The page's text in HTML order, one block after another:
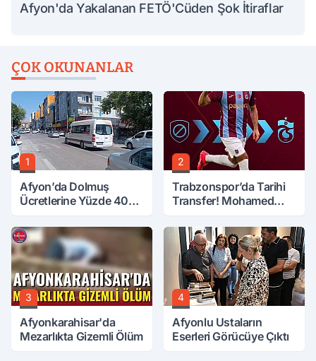
Afyon'da Yakalanan FETÖ'Cüden Şok İtiraflar
ÇOK OKUNANLAR
1
Afyon’da Dolmuş
Ücretlerine Yüzde 40
2
Trabzonspor’da Tarihi
Transfer! Mohamed
3
Afyonkarahisar'da
Mezarlıkta Gizemli Ölüm
4
Afyonlu Ustaların
Eserleri Görücüye Çıktı